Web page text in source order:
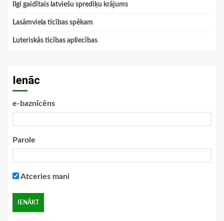
Ilgi gaidītais latviešu sprediķu krājums
Lasāmviela ticības spēkam
Luteriskās ticības apliecības
Ienāc
e-baznīcēns
Parole
Atceries mani